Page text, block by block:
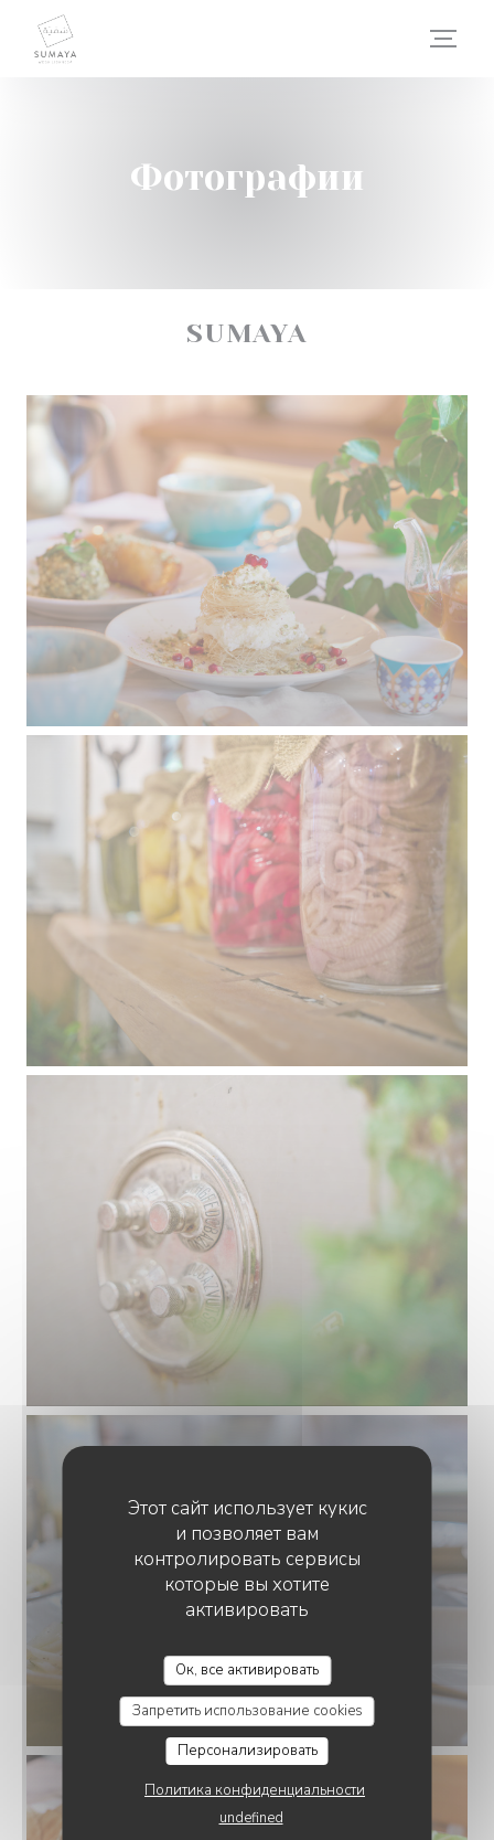
Панель управления cookies
Этот сайт использует кукис
и позволяет вам
контролировать сервисы
которые вы хотите
активировать
Ок, все активировать
Запретить использование cookies
Персонализировать
Политика конфиденциальности
undefined
Фотографии
SUMAYA